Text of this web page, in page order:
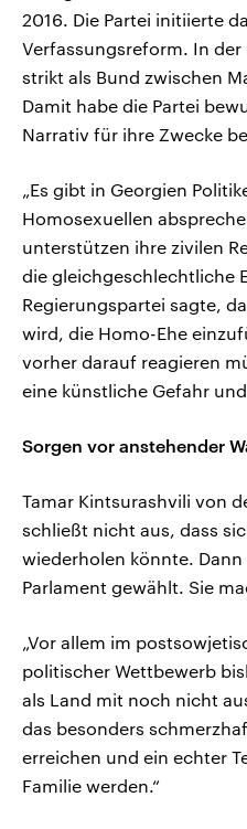
2016. Die Partei initiierte
Verfassungsreform. In der
strikt als Bund zwischen
Damit habe die Partei
Narrativ für ihre Zwecke
„Es gibt in Georgien
Homosexuellen
unterstützen ihre zivilen
die gleichgeschlechtliche
Regierungspartei sagte,
wird, die Homo-Ehe
vorher darauf reagieren
eine künstliche Gefahr
Sorgen vor anstehender
Tamar Kintsurashvili von
schließt nicht aus, dass
wiederholen könnte.
Parlament gewählt. Sie
„Vor allem im
politischer Wettbewerb
als Land mit noch nicht
das besonders
erreichen und ein echter
Familie werden.“